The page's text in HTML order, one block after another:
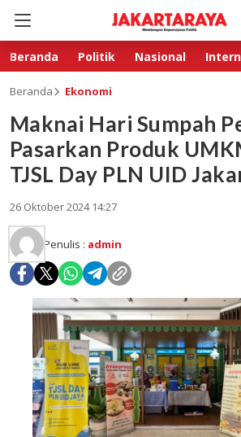
Beranda Politik Nasional
Beranda Ekonomi
Maknai Hari Sumpah
Pasarkan Produk
TJSL Day PLN UID
26 Oktober 2024 14:27
Penulis : admin